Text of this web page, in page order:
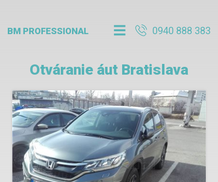
BM PROFESSIONAL 0940 888 383
Otváranie áut Bratislava